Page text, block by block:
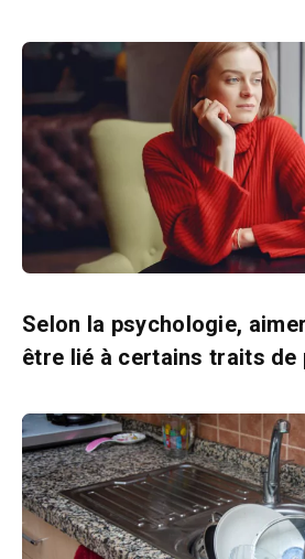
Selon la psychologie,
être lié à certains traits de